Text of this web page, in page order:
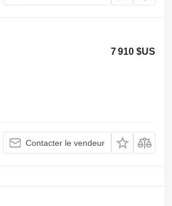
7 910 $US
Contacter le vendeur